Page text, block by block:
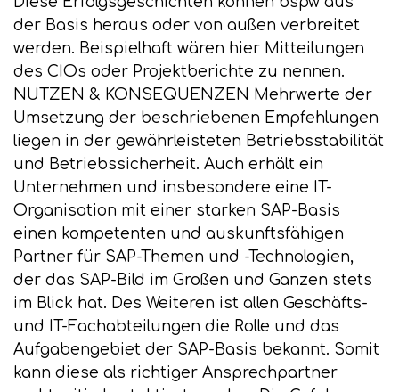
der Basis heraus oder von außen verbreitet
werden. Beispielhaft wären hier Mitteilungen
des CIOs oder Projektberichte zu nennen.
NUTZEN & KONSEQUENZEN Mehrwerte der
Umsetzung der beschriebenen Empfehlungen
liegen in der gewährleisteten Betriebsstabilität
und Betriebssicherheit. Auch erhält ein
Unternehmen und insbesondere eine IT-
Organisation mit einer starken SAP-Basis
einen kompetenten und auskunftsfähigen
Partner für SAP-Themen und -Technologien,
der das SAP-Bild im Großen und Ganzen stets
im Blick hat. Des Weiteren ist allen Geschäfts-
und IT-Fachabteilungen die Rolle und das
Aufgabengebiet der SAP-Basis bekannt. Somit
kann diese als richtiger Ansprechpartner